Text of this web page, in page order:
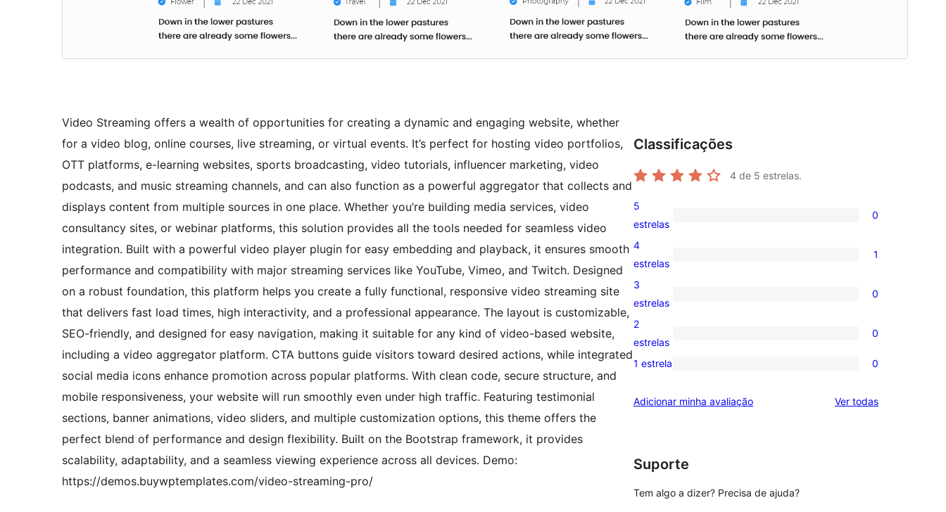
Video Streaming offers a wealth of opportunities for creating a dynamic and engaging website, whether
for a video blog, online courses, live streaming, or virtual events. It’s perfect for hosting video portfolios,
OTT platforms, e-learning websites, sports broadcasting, video tutorials, influencer marketing, video
podcasts, and music streaming channels, and can also function as a powerful aggregator that collects and
displays content from multiple sources in one place. Whether you’re building media services, video
consultancy sites, or webinar platforms, this solution provides all the tools needed for seamless video
integration. Built with a powerful video player plugin for easy embedding and playback, it ensures smooth
performance and compatibility with major streaming services like YouTube, Vimeo, and Twitch. Designed
on a robust foundation, this platform helps you create a fully functional, responsive video streaming site
that delivers fast load times, high interactivity, and a professional appearance. The layout is customizable,
SEO-friendly, and designed for easy navigation, making it suitable for any kind of video-based website,
including a video aggregator platform. CTA buttons guide visitors toward desired actions, while integrated
social media icons enhance promotion across popular platforms. With clean code, secure structure, and
mobile responsiveness, your website will run smoothly even under high traffic. Featuring testimonial
sections, banner animations, video sliders, and multiple customization options, this theme offers the
perfect blend of performance and design flexibility. Built on the Bootstrap framework, it provides
scalability, adaptability, and a seamless viewing experience across all devices. Demo:
https://demos.buywptemplates.com/video-streaming-pro/
Classificações
4 de 5 estrelas.
0
avaliação
com
5
estrelas
0
1
avaliação
com
4
estrelas
1
0
avaliação
com
3
estrelas
0
0
avaliação
2
2
estrelas
0
0
com
1 estrela 0
Adicionar minha avaliação Ver todasavaliações
Suporte
Tem algo a dizer? Precisa de ajuda?